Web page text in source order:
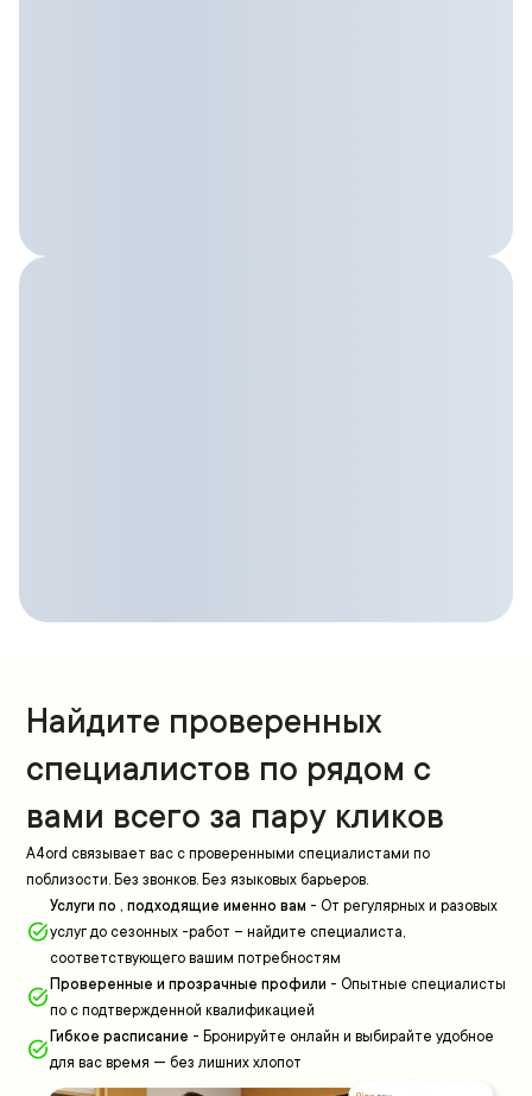
Найдите проверенных
специалистов по рядом с
вами всего за пару кликов
A4ord связывает вас с проверенными специалистами по
поблизости. Без звонков. Без языковых барьеров.
Услуги по , подходящие именно вам - От регулярных и разовых
услуг до сезонных -работ – найдите специалиста,
соответствующего вашим потребностям
Проверенные и прозрачные профили - Опытные специалисты
по с подтвержденной квалификацией
Гибкое расписание - Бронируйте онлайн и выбирайте удобное
для вас время — без лишних хлопот